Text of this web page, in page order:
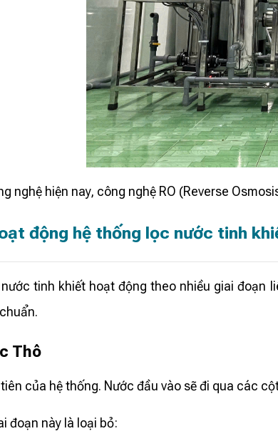
nghệ hiện nay, công nghệ RO (Reverse
động hệ thống lọc nước tinh
tinh khiết hoạt động theo nhiều giai đoạn
Thô
của hệ thống. Nước đầu vào sẽ đi qua các
đoạn này là loại bỏ: